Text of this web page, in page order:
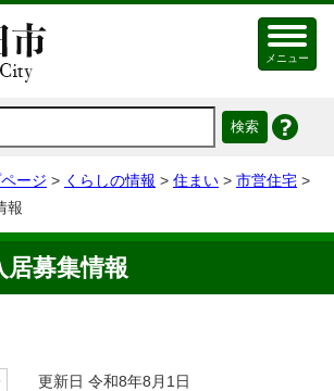
メニュー
ージ > くらしの情報 > 住まい > 市営住宅 >
報
居募集情報
更新日 令和8年8月1日